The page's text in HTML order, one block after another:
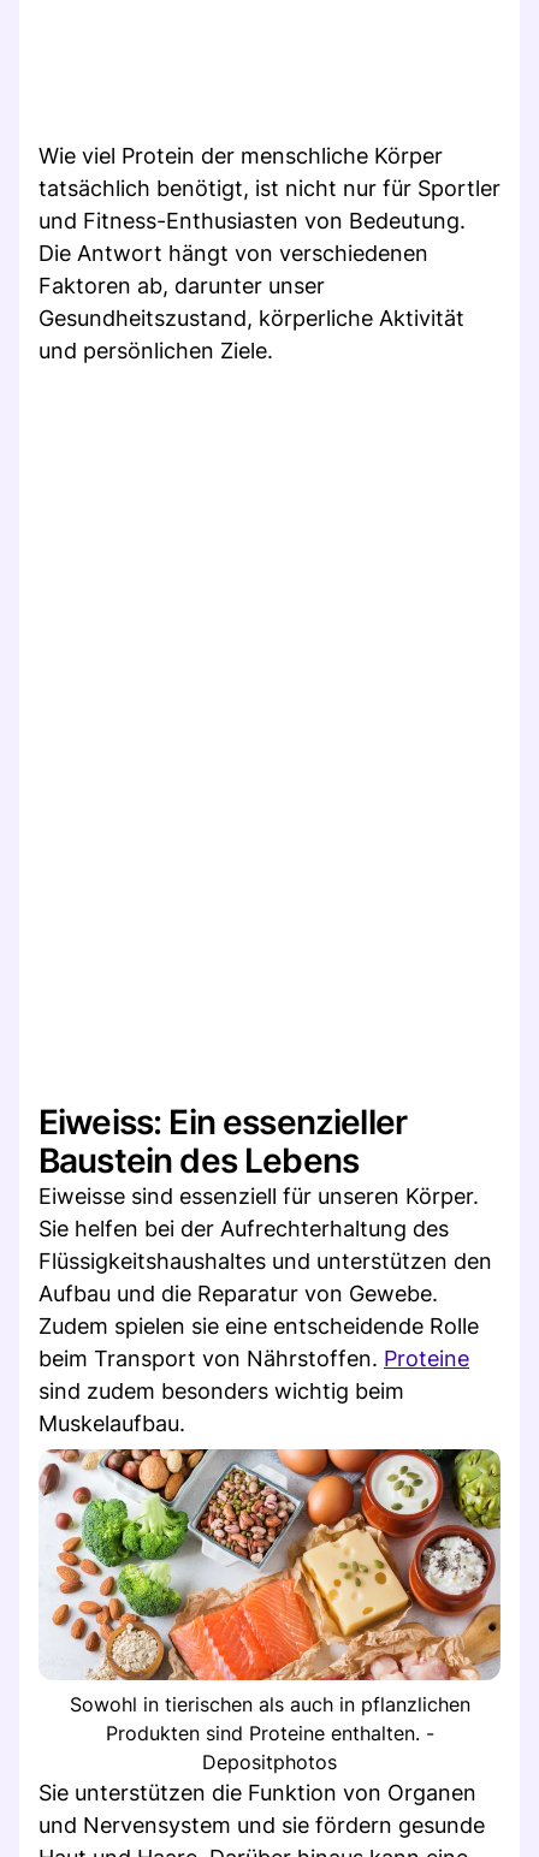
Wie viel Protein der menschliche Körper
tatsächlich benötigt, ist nicht nur für Sportler
und Fitness-Enthusiasten von Bedeutung.
Die Antwort hängt von verschiedenen
Faktoren ab, darunter unser
Gesundheitszustand, körperliche Aktivität
und persönlichen Ziele.
Eiweiss: Ein essenzieller
Baustein des Lebens
Eiweisse sind essenziell für unseren Körper.
Sie helfen bei der Aufrechterhaltung des
Flüssigkeitshaushaltes und unterstützen den
Aufbau und die Reparatur von Gewebe.
Zudem spielen sie eine entscheidende Rolle
beim Transport von Nährstoffen. Proteine
sind zudem besonders wichtig beim
Muskelaufbau.
Sowohl in tierischen als auch in pflanzlichen
Produkten sind Proteine enthalten. -
Depositphotos
Sie unterstützen die Funktion von Organen
und Nervensystem und sie fördern gesunde